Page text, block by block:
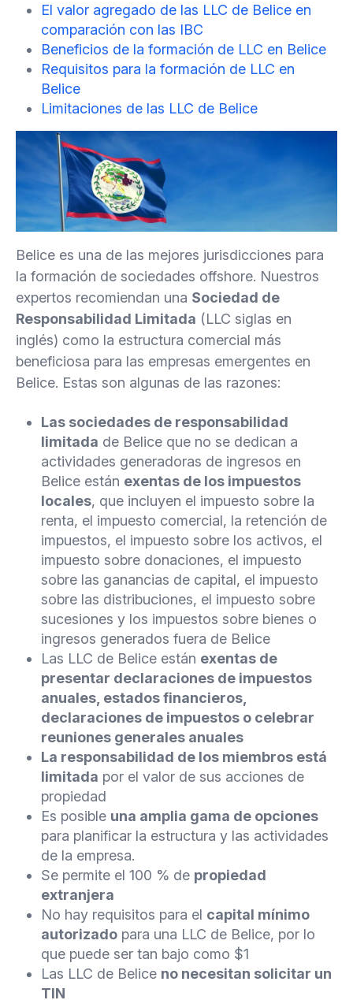
El valor agregado de las LLC de Belice en
comparación con las IBC
Beneficios de la formación de LLC en Belice
Requisitos para la formación de LLC en
Belice
Limitaciones de las LLC de Belice
Belice es una de las mejores jurisdicciones para
la formación de sociedades offshore. Nuestros
expertos recomiendan una Sociedad de
Responsabilidad Limitada (LLC siglas en
inglés) como la estructura comercial más
beneficiosa para las empresas emergentes en
Belice. Estas son algunas de las razones:
Las sociedades de responsabilidad
limitada de Belice que no se dedican a
actividades generadoras de ingresos en
Belice están exentas de los impuestos
locales, que incluyen el impuesto sobre la
renta, el impuesto comercial, la retención de
impuestos, el impuesto sobre los activos, el
impuesto sobre donaciones, el impuesto
sobre las ganancias de capital, el impuesto
sobre las distribuciones, el impuesto sobre
sucesiones y los impuestos sobre bienes o
ingresos generados fuera de Belice
Las LLC de Belice están exentas de
presentar declaraciones de impuestos
anuales, estados financieros,
declaraciones de impuestos o celebrar
reuniones generales anuales
La responsabilidad de los miembros está
limitada por el valor de sus acciones de
propiedad
Es posible una amplia gama de opciones
para planificar la estructura y las actividades
de la empresa.
Se permite el 100 % de propiedad
extranjera
No hay requisitos para el capital mínimo
autorizado para una LLC de Belice, por lo
que puede ser tan bajo como $1
Las LLC de Belice no necesitan solicitar un
TIN